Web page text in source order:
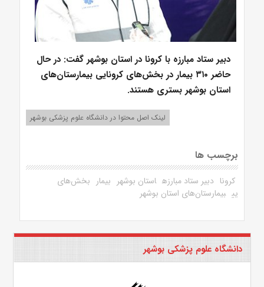
دبیر ستاد مبارزه با کرونا در استان بوشهر گفت: در حال
حاضر ۳۱۰ بیمار در بخش‌های کرونایی بیمارستان‌های
استان بوشهر بستری هستند.
لینک اصل محتوا در دانشگاه علوم پزشکی بوشهر
برچسب ها
کرونا دبیر ستاد مبارزه استان بوشهر بیمار بخش‌های
یی بیمارستان‌های استان بوشهر
دانشگاه علوم پزشکی بوشهر